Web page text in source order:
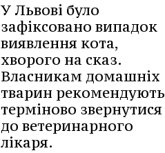
У Львові було
зафіксовано випадок
виявлення кота,
хворого на сказ.
Власникам домашніх
тварин рекомендують
терміново звернутися
до ветеринарного
лікаря.